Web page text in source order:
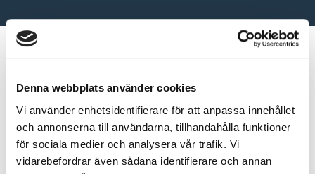
Denna webbplats använder cookies
Vi använder enhetsidentifierare för att anpassa innehållet
och annonserna till användarna, tillhandahålla funktioner
för sociala medier och analysera vår trafik. Vi
vidarebefordrar även sådana identifierare och annan
Mora
VERKSTAD